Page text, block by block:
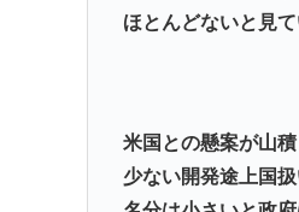
ほとんどないと見て
米国との懸案が山
少ない開発途上国